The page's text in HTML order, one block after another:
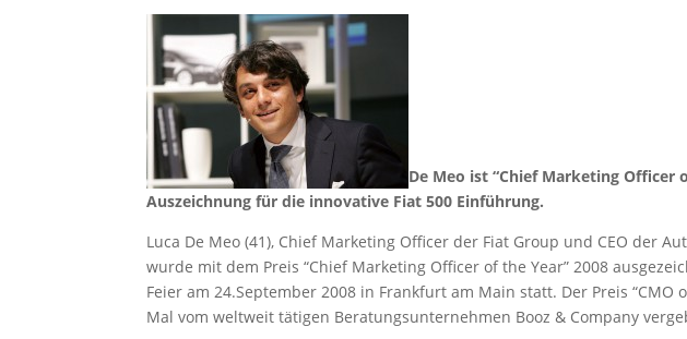
De Meo ist “Chief Marketing Officer
Auszeichnung für die innovative Fiat 500 Einführung.
Luca De Meo (41), Chief Marketing Officer der Fiat Group und CEO der
wurde mit dem Preis “Chief Marketing Officer of the Year” 2008
Feier am 24.September 2008 in Frankfurt am Main statt. Der Preis “CMO
Mal vom weltweit tätigen Beratungsunternehmen Booz & Company